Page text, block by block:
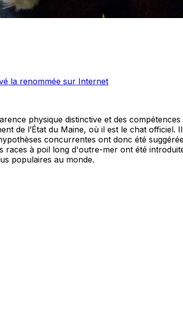
la renommée sur Internet
physique distinctive et des
de l’État du Maine, où il est le chat officiel.
concurrentes ont donc été
races à poil long d'outre-mer ont été
populaires au monde.